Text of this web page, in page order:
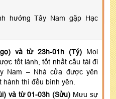
hướng Tây Nam gặp Hạc
và từ 23h-01h (Tý)
Mọi
tốt lành, tốt nhất cầu tài đi
Nam – Nhà cửa được yên
thì đều bình yên.
và từ 01-03h (Sửu) Mưu sự